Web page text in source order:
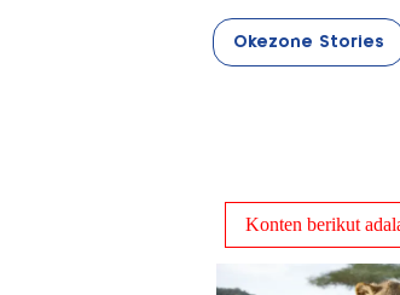
Okezone Stories